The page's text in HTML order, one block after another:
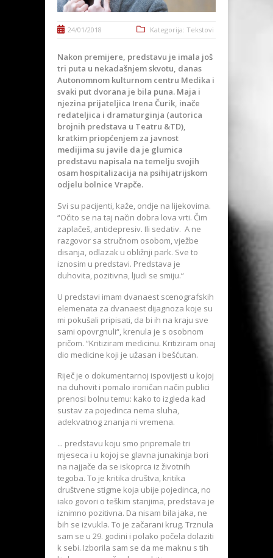
24/01/2018 Kategorija: Tekstovi
Nakon premijere, predstavu je imala još
tri puta u nekadašnjem skvotu, danas
Autonomnom kulturnom centru Medika i
svaki put dvorana je bila puna. Maja i
njezina prijateljica Irena Čurik, inače
redateljica i dramaturginja (autorica
brojnih predstava u Teatru &TD),
kratkim priopćenjem za javnost
medijima su javile da je glumica
predstavu napisala na temelju svojih
osam hospitalizacija na psihijatrijskom
odjelu bolnice Vrapče.
Svi su pacijenti, kaže, ondje na lijekovima.
“Očito se na taj način dobra lova vrti. Čim
zaplačeš, antidepresiv. Ili sedativ. A ne
razgovor sa stručnom osobom, vježbe
disanja, odlazak u obližnji park. Sve to
iznosim u predstavi. Predstava je
duhovita, pozitivna, ljudi se smiju.“
U predstavi imam dvanaest scenografskih
elemenata za dvanaest dijagnoza koje su
mi pokušali pripisati, da bi ih na kraju sve
sami opovrgnuli“, krenula je s osobnom
pričom. “Kritiziram medicinu. Kritiziram onaj
dio medicine koji je užasan i bešćutan.
Riječ je o dokumentarnoj ispovijesti u kojoj
na duhovit i pomalo ironičan način publici
prenosi bolnu temu: kako to izgleda kad
sustav za pojedinca nema sluha,
adekvatnog znanja ni vremena.
... predstavu koju smo pripremale tri
mjeseca i u kojoj se glavna junakinja bori
na najjače da se iskoprca iz životnih
tegoba. To je kritika društva, kritika
društvene stigme koja ubije pojedinca, no
iako govori o teškim stanjima, predstava je
iznimno pozitivna. Da nisam bila jaka, ne
bih se izvukla. To je začarani krug. Trznula
sam se u 29. godini i polako počela dolaziti
k sebi. Izborila sam se da me maknu s tih